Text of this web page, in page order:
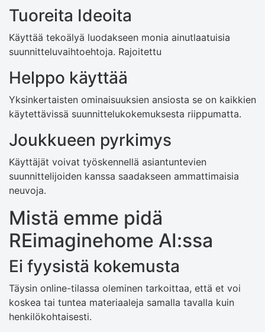
Tuoreita Ideoita
Käyttää tekoälyä luodakseen monia ainutlaatuisia
suunnitteluvaihtoehtoja. Rajoitettu
Helppo käyttää
Yksinkertaisten ominaisuuksien ansiosta se on kaikkien
käytettävissä suunnittelukokemuksesta riippumatta.
Joukkueen pyrkimys
Käyttäjät voivat työskennellä asiantuntevien
suunnittelijoiden kanssa saadakseen ammattimaisia ​​
neuvoja.
Mistä emme pidä
REimaginehome AI:ssa
Ei fyysistä kokemusta
Täysin online-tilassa oleminen tarkoittaa, että et voi
koskea tai tuntea materiaaleja samalla tavalla kuin
henkilökohtaisesti.